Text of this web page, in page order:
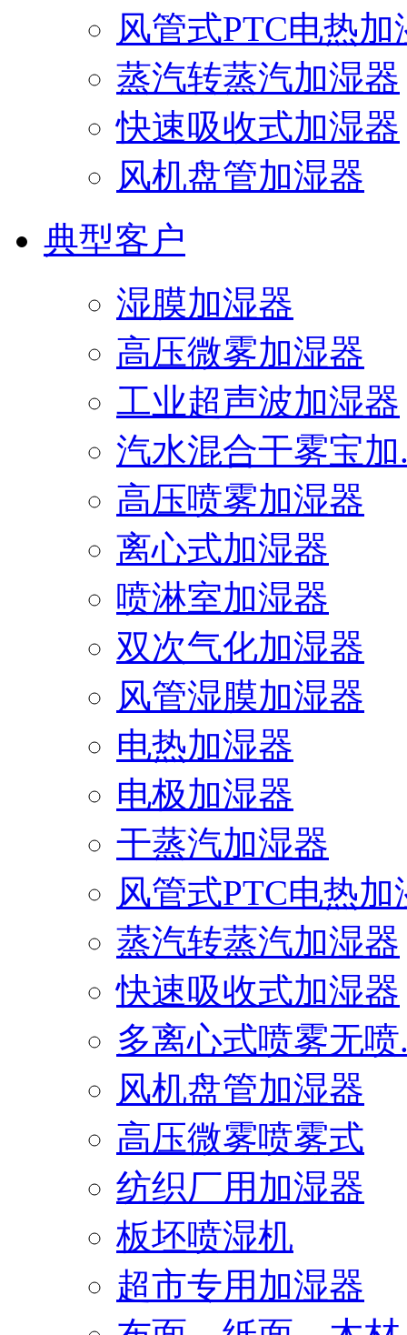
风管式PTC电热加
蒸汽转蒸汽加湿器
快速吸收式加湿器
风机盘管加湿器
典型客户
湿膜加湿器
高压微雾加湿器
工业超声波加湿器
汽水混合干雾宝加
高压喷雾加湿器
离心式加湿器
喷淋室加湿器
双次气化加湿器
风管湿膜加湿器
电热加湿器
电极加湿器
干蒸汽加湿器
风管式PTC电热加
蒸汽转蒸汽加湿器
快速吸收式加湿器
多离心式喷雾无喷
风机盘管加湿器
高压微雾喷雾式
纺织厂用加湿器
板坯喷湿机
超市专用加湿器